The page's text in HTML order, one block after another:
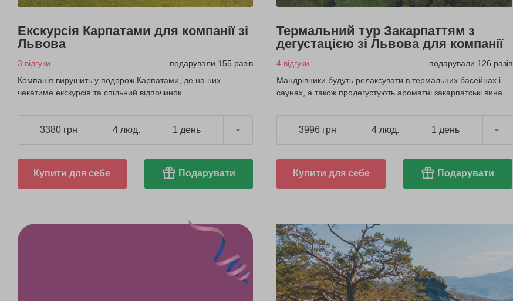
Екскурсія Карпатами для компанії зі
Львова
3 відгуки
подарували 155 разів
Компанія вирушить у подорож Карпатами, де на них
чекатиме екскурсія та спільний відпочинок.
3380 грн 4 люд. 1 день
Купити для себе Подарувати
Термальний тур Закарпаттям з
дегустацією зі Львова для компанії
4 відгуки
подарували 126 разів
Мандрівники будуть релаксувати в термальних басейнах і
саунах, а також продегустують ароматні закарпатські вина.
3996 грн 4 люд. 1 день
Купити для себе Подарувати